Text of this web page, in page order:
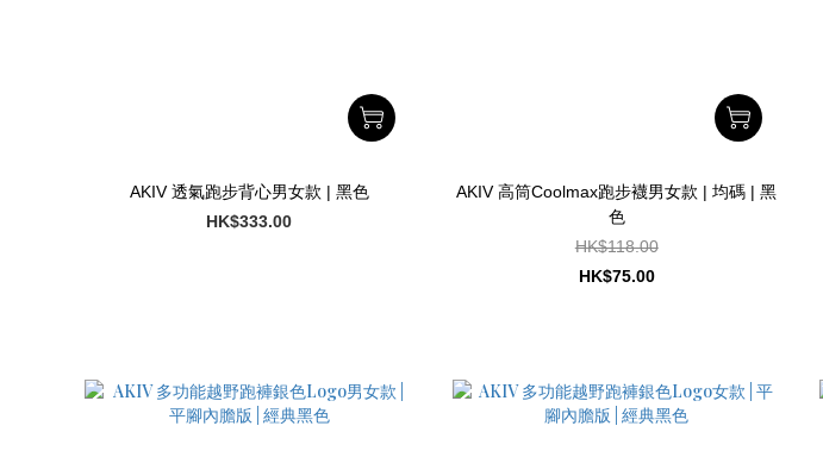
AKIV 透氣跑步背心男女款 | 黑色
HK$333.00
AKIV 高筒Coolmax跑步襪男女款 | 均碼 | 黑
色
HK$118.00
HK$75.00